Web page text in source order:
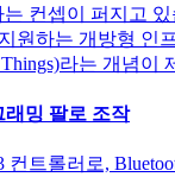
는 컨셉이 퍼지고
원하는 개방형 인
라는 개념이
래밍 팔로 조작
컨트롤러로,